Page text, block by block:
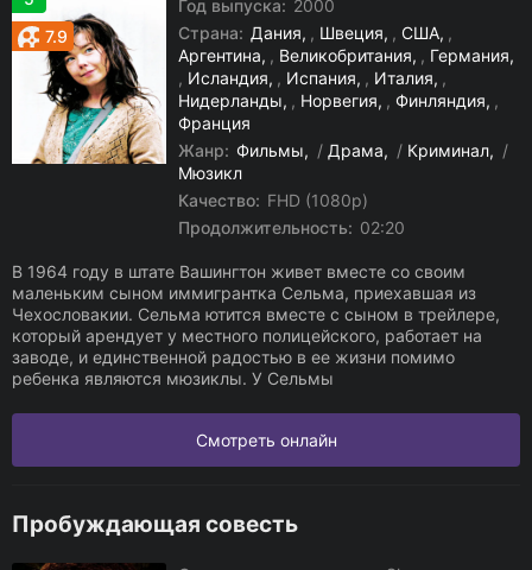
7.9
Год выпуска: 2000
Страна: Дания , Швеция , США ,
Аргентина , Великобритания , Германия
, Исландия , Испания , Италия ,
Нидерланды , Норвегия , Финляндия ,
Франция
Жанр: Фильмы / Драма / Криминал
/
Мюзикл
Качество: FHD (1080p)
Продолжительность: 02:20
В 1964 году в штате Вашингтон живет вместе со своим
маленьким сыном иммигрантка Сельма, приехавшая из
Чехословакии. Сельма ютится вместе с сыном в трейлере,
который арендует у местного полицейского, работает на
заводе, и единственной радостью в ее жизни помимо
ребенка являются мюзиклы. У Сельмы
Смотреть онлайн
Пробуждающая совесть